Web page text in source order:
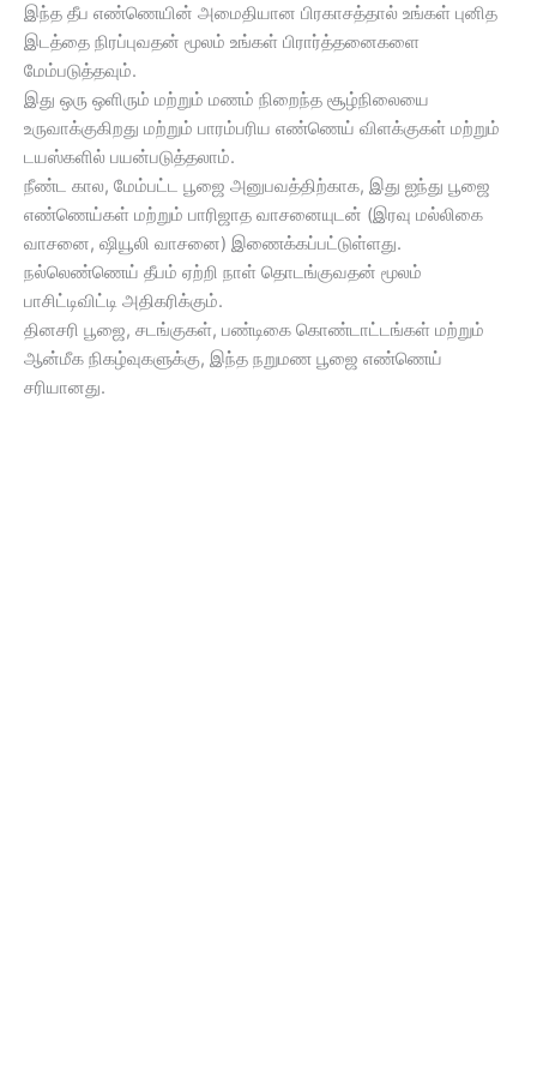
இந்த தீப எண்ணெயின் அமைதியான பிரகாசத்தால் உங்கள் புனித
இடத்தை நிரப்புவதன் மூலம் உங்கள் பிரார்த்தனைகளை
மேம்படுத்தவும்.
இது ஒரு ஒளிரும் மற்றும் மணம் நிறைந்த சூழ்நிலையை
உருவாக்குகிறது மற்றும் பாரம்பரிய எண்ணெய் விளக்குகள் மற்றும்
டயஸ்களில் பயன்படுத்தலாம்.
நீண்ட கால, மேம்பட்ட பூஜை அனுபவத்திற்காக, இது ஐந்து பூஜை
எண்ணெய்கள் மற்றும் பாரிஜாத வாசனையுடன் (இரவு மல்லிகை
வாசனை, ஷியூலி வாசனை) இணைக்கப்பட்டுள்ளது.
நல்லெண்ணெய் தீபம் ஏற்றி நாள் தொடங்குவதன் மூலம்
பாசிட்டிவிட்டி அதிகரிக்கும்.
தினசரி பூஜை, சடங்குகள், பண்டிகை கொண்டாட்டங்கள் மற்றும்
ஆன்மீக நிகழ்வுகளுக்கு, இந்த நறுமண பூஜை எண்ணெய்
சரியானது.